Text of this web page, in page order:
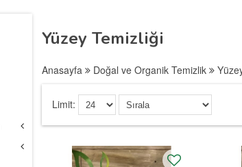
Yüzey Temizliği
Anasayfa Doğal ve Organik Temizlik
Limit: